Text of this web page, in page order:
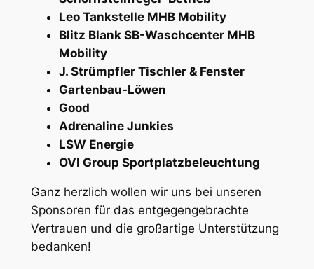
Leo Tankstelle MHB Mobility
Blitz Blank SB-Waschcenter MHB
Mobility
J. Strümpfler Tischler & Fenster
Gartenbau-Löwen
Good
Adrenaline Junkies
LSW Energie
OVI Group Sportplatzbeleuchtung
Ganz herzlich wollen wir uns bei unseren
Sponsoren für das entgegengebrachte
Vertrauen und die großartige Unterstützung
bedanken!